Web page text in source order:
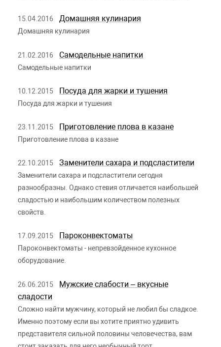
15.04.2016 Домашняя кулинария
Домашняя кулинария
21.02.2016 Самодельные напитки
Самодельные напитки
10.12.2015 Посуда для жарки и тушения
Посуда для жарки и тушения
23.11.2015 Приготовление плова в казане
Приготовление плова в казане
22.10.2015 Заменители сахара и подсластители
Заменители сахара и подсластители сегодня
разнообразны. Однако стевия отличается наибольшей
сладостью и наибольшим количеством полезных
свойств.
17.09.2015 Пароконвектоматы
Пароконвектоматы - непревзойденное кухонное
оборудование.
26.06.2015
Мужские слабости – вкусные
сладости
Сложно найти мужчину, который не любил бы сладкое.
Именно поэтому если вы хотите приятно удивить
представителя сильной половины человечества, вам